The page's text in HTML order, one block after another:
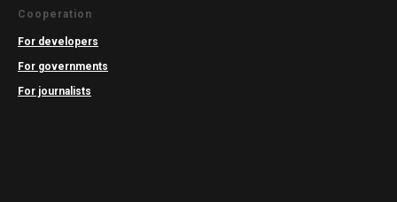
Cooperation
For developers
For governments
For journalists